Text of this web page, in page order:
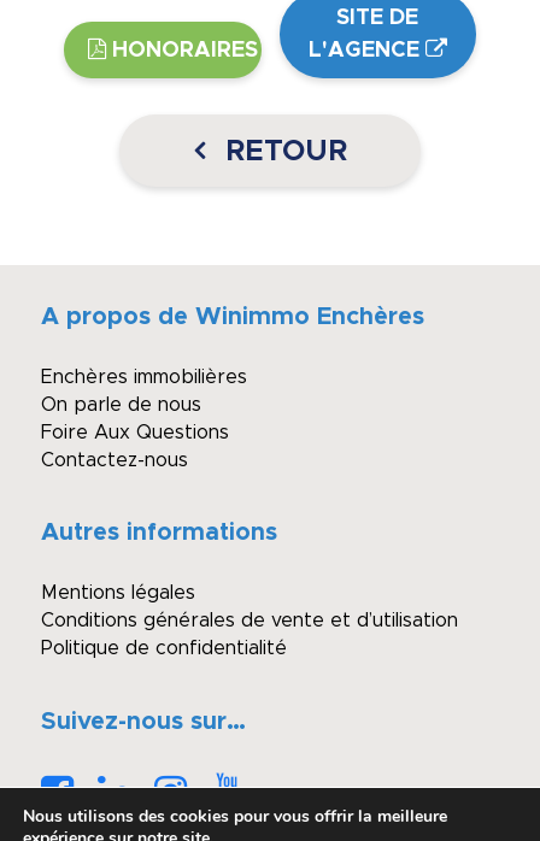
HONORAIRES
SITE DE
L'AGENCE
RETOUR
A propos de Winimmo Enchères
Enchères immobilières
On parle de nous
Foire Aux Questions
Contactez-nous
Autres informations
Mentions légales
Conditions générales de vente et d’utilisation
Politique de confidentialité
Suivez-nous sur…
Nous utilisons des cookies pour vous offrir la meilleure